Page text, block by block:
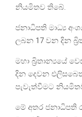
නියමිතව තිබේ.
ජනාධිපති මාධ්‍ය
ලබන 17 වන දින
මහා බ්‍රිතාන්‍යයේ
දින දෙවන
පැවැත්වීමට
මේ අතර ජනාධිපති